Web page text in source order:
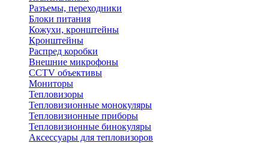
Разъемы, переходники
Блоки питания
Кожухи, кронштейны
Кронштейны
Распред коробки
Внешние микрофоны
CCTV объективы
Мониторы
Тепловизоры
Тепловизионные монокуляры
Тепловизионные приборы
Тепловизионные бинокуляры
Аксессуары для тепловизоров